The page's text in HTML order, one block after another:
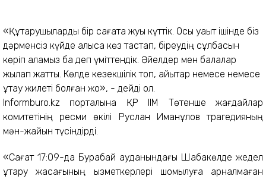
«Құтқарушыларды бір сағатқа жуық күттік. Осы уақыт ішінде біз
дәрменсіз күйде алысқа көз тастап, біреудің сұлбасын
көріп қаламыз ба деп үміттендік. Әйелдер мен балалар
жылап жатты. Көлде кезекшілік топ, қайықтар немесе немесе
құтқау жилеті болған жоқ», - дейді ол.
Informburo.kz порталына ҚР ІІМ Төтенше жағдайлар
комитетінің ресми өкілі Руслан Иманқұлов трагедияның
мән-жайын түсіндірді.
«Сағат 17:09-да Бурабай ауданындағы Шабақкөлде жедел
құтқару жасағының қызметкерлері шомылуға арналмаған